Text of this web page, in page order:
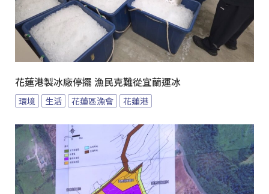
花蓮港製冰廠停擺 漁民克難從宜蘭運冰
環境 生活 花蓮區漁會 花蓮港